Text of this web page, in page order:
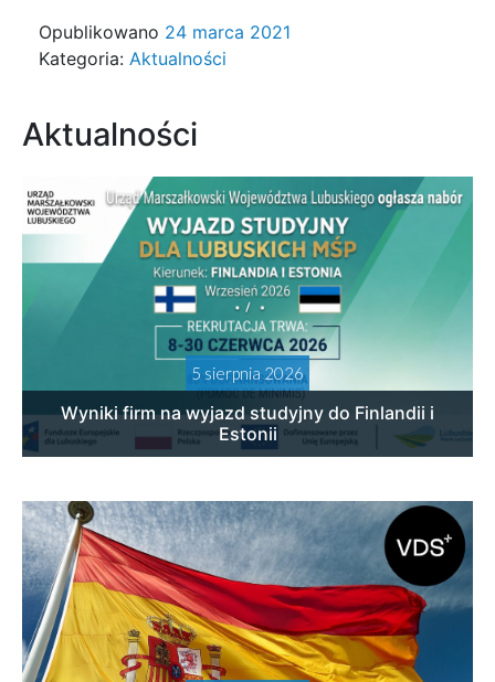
Opublikowano 24 marca 2021
Kategoria: Aktualności
Aktualności
5 sierpnia 2026
Wyniki firm na wyjazd studyjny do Finlandii i
Estonii